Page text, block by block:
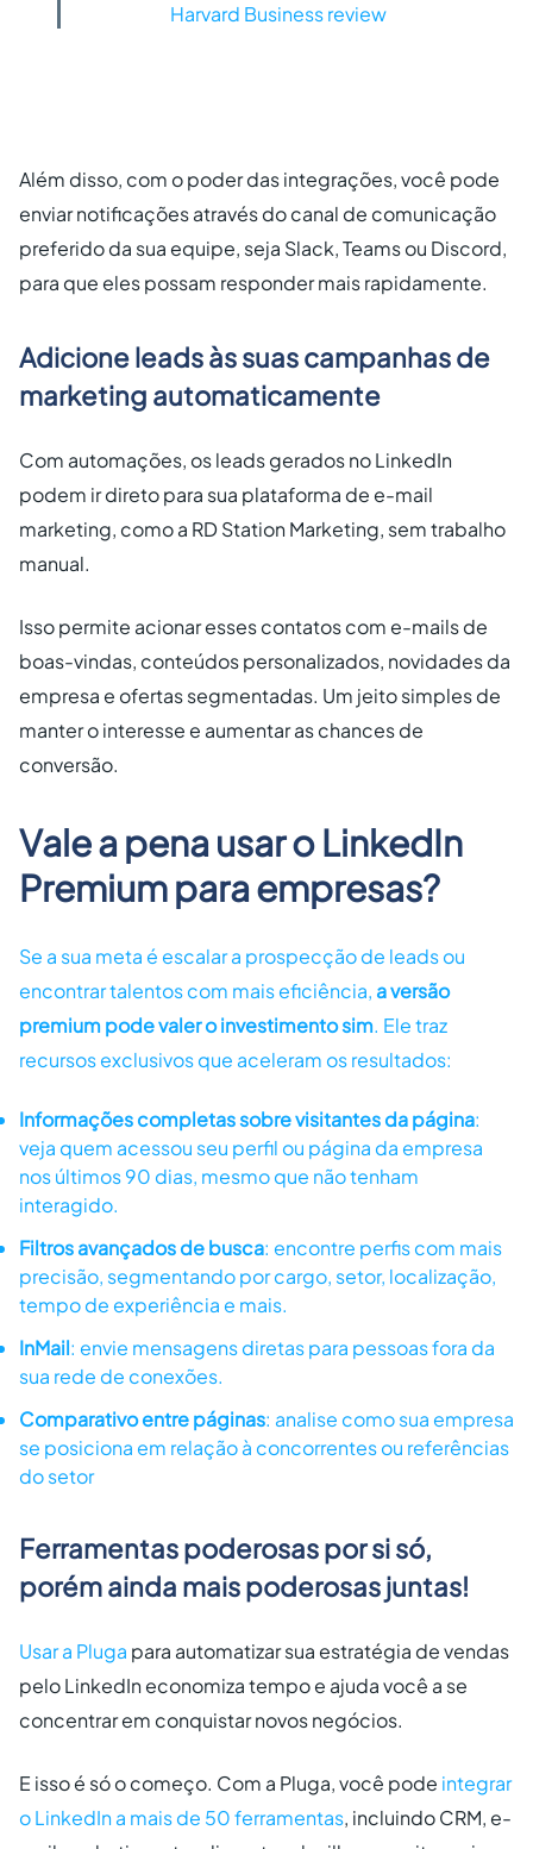
Harvard Business review
Além disso, com o poder das integrações, você pode
enviar notificações através do canal de comunicação
preferido da sua equipe, seja Slack, Teams ou Discord,
para que eles possam responder mais rapidamente.
Adicione leads às suas campanhas de
marketing automaticamente
Com automações, os leads gerados no LinkedIn
podem ir direto para sua plataforma de e-mail
marketing, como a RD Station Marketing, sem trabalho
manual.
Isso permite acionar esses contatos com e-mails de
boas-vindas, conteúdos personalizados, novidades da
empresa e ofertas segmentadas. Um jeito simples de
manter o interesse e aumentar as chances de
conversão.
Vale a pena usar o LinkedIn
Premium para empresas?
Se a sua meta é escalar a prospecção de leads ou
encontrar talentos com mais eficiência, a versão
premium pode valer o investimento sim. Ele traz
recursos exclusivos que aceleram os resultados:
Informações completas sobre visitantes da página:
veja quem acessou seu perfil ou página da empresa
nos últimos 90 dias, mesmo que não tenham
interagido.
Filtros avançados de busca: encontre perfis com mais
precisão, segmentando por cargo, setor, localização,
tempo de experiência e mais.
InMail: envie mensagens diretas para pessoas fora da
sua rede de conexões.
Comparativo entre páginas: analise como sua empresa
se posiciona em relação à concorrentes ou referências
do setor
Ferramentas poderosas por si só,
porém ainda mais poderosas juntas!
Usar a Pluga para automatizar sua estratégia de vendas
pelo LinkedIn economiza tempo e ajuda você a se
concentrar em conquistar novos negócios.
E isso é só o começo. Com a Pluga, você pode integrar
o LinkedIn a mais de 50 ferramentas, incluindo CRM, e-